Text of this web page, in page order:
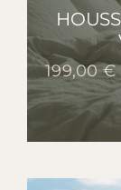
199,00€